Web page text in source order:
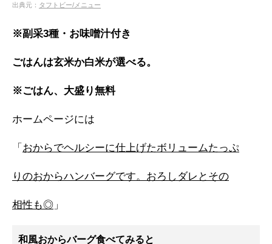
出典元： タフトビー/メニュー
※副采3種・お味噌汁付き
ごはんは玄米か白米が選べる。
※ごはん、大盛り無料
ホームページには
「 おからでヘルシーに仕上げたボリュームたっぷ
りのおからハンバーグです。おろしダレとその
相性も◎ 」
和風おからバーグ食べてみると